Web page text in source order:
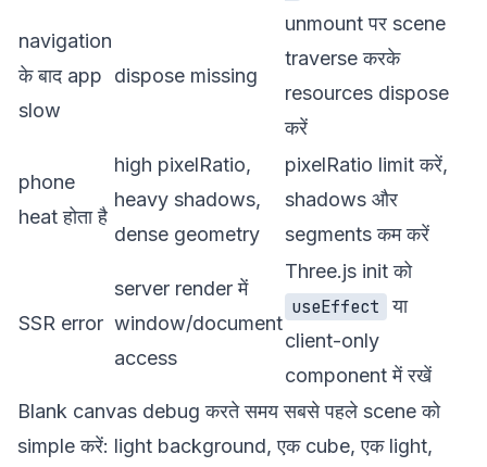
navigation
के बाद app
slow
dispose missing
unmount पर scene
traverse करके
resources dispose
करें
phone
heat होता है
high pixelRatio,
heavy shadows,
dense geometry
pixelRatio limit करें,
shadows और
segments कम करें
SSR error
server render में
window/document
access
Three.js init को
useEffect या
client-only
component में रखें
Blank canvas debug करते समय सबसे पहले scene को
simple करें: light background, एक cube, एक light,